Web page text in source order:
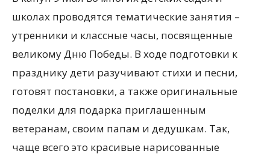
школах проводятся тематические занятия –
утренники и классные часы, посвященные
великому Дню Победы. В ходе подготовки к
празднику дети разучивают стихи и песни,
готовят постановки, а также оригинальные
поделки для подарка приглашенным
ветеранам, своим папам и дедушкам. Так,
чаще всего это красивые нарисованные